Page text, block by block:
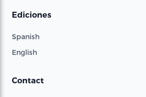
Ediciones
Spanish
English
Contact